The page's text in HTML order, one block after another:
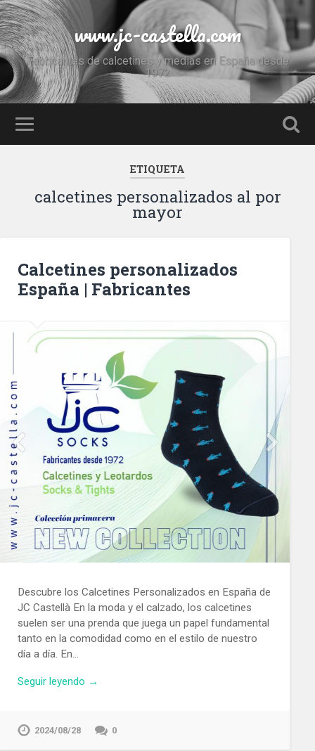
www.jc-castella.com
Fabricantes de calcetines y medias en España desde
1972
ETIQUETA
calcetines personalizados al por
mayor
Calcetines personalizados
España | Fabricantes
Descubre los Calcetines Personalizados en España de
JC Castellà En la moda y el calzado, los calcetines
suelen ser una prenda que juega un papel fundamental
tanto en la comodidad como en el estilo de nuestro
día a día. En…
Seguir leyendo →
2024/08/28 0